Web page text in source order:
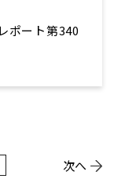
ポート第340
次へ